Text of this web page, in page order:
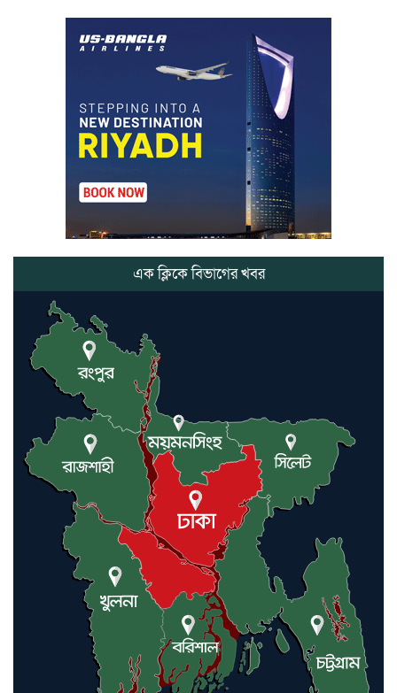
মার্শাল আর্ট ক্লাব কাপে ‘জুসা মার্শাল
আর্ট’ এর সাফল্য, শ্রীমঙ্গলের আয়াত ও
আইরাহ ঝুলিতে ৪ পদক
লাউয়াছড়া জাতীয় উদ্যানের সিএমসি
হিসাবরক্ষক আবজালুল হকের
মৃত্যুতে,এলাকায় শোকের ছায়া
ভোলাগঞ্জ স্থলবন্দরে এলসি আটকে
হয়রানির অভিযোগ, বিএনপির সাবেক
সভাপতির
গলিত মরদেহ উদ্ধার
লন্ডনে আদমপুর ইউনাইটেড কলেজ
বাস্তবায়ন নিয়ে আলোচনা সভা
আন্তর্জাতিক মানবাধিকার সম্মেলনে
বিশেষ সম্মাননা পেলেন ফারুক খাঁন,
শ্রীমঙ্গলে সংবর্ধনা
এক ক্লিকে বিভাগের খবর